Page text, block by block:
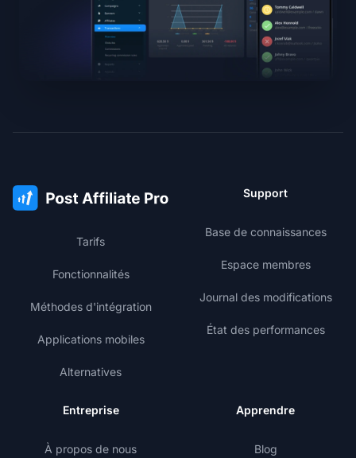
Tarifs
Fonctionnalités
Méthodes d'intégration
Applications mobiles
Alternatives
Support
Base de connaissances
Espace membres
Journal des modifications
État des performances
Entreprise
À propos de nous
Apprendre
Blog